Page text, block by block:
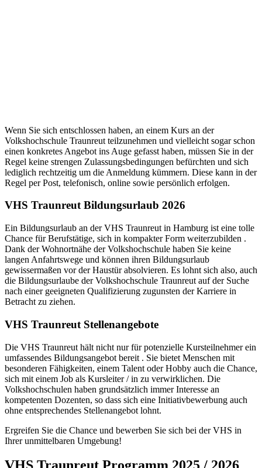
Wenn Sie sich entschlossen haben, an einem Kurs an der
Volkshochschule Traunreut teilzunehmen und vielleicht sogar schon
einen konkretes Angebot ins Auge gefasst haben, müssen Sie in der
Regel keine strengen Zulassungsbedingungen befürchten und sich
lediglich rechtzeitig um die Anmeldung kümmern. Diese kann in der
Regel per Post, telefonisch, online sowie persönlich erfolgen.
VHS Traunreut Bildungsurlaub 2026
Ein Bildungsurlaub an der VHS Traunreut in Hamburg ist eine tolle
Chance für Berufstätige, sich in kompakter Form weiterzubilden .
Dank der Wohnortnähe der Volkshochschule haben Sie keine
langen Anfahrtswege und können ihren Bildungsurlaub
gewissermaßen vor der Haustür absolvieren. Es lohnt sich also, auch
die Bildungsurlaube der Volkshochschule Traunreut auf der Suche
nach einer geeigneten Qualifizierung zugunsten der Karriere in
Betracht zu ziehen.
VHS Traunreut Stellenangebote
Die VHS Traunreut hält nicht nur für potenzielle Kursteilnehmer ein
umfassendes Bildungsangebot bereit . Sie bietet Menschen mit
besonderen Fähigkeiten, einem Talent oder Hobby auch die Chance,
sich mit einem Job als Kursleiter / in zu verwirklichen. Die
Volkshochschulen haben grundsätzlich immer Interesse an
kompetenten Dozenten, so dass sich eine Initiativbewerbung auch
ohne entsprechendes Stellenangebot lohnt.
Ergreifen Sie die Chance und bewerben Sie sich bei der VHS in
Ihrer unmittelbaren Umgebung!